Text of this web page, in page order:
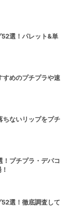
選！パレット&単
すめのプチプラや速
ちないリップをプチ
プチプラ・デパコ
選！徹底調査して